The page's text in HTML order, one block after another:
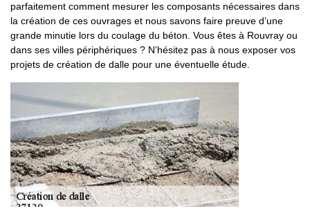
parfaitement comment mesurer les composants nécessaires dans
la création de ces ouvrages et nous savons faire preuve d’une
grande minutie lors du coulage du béton. Vous êtes à Rouvray ou
dans ses villes périphériques ? N’hésitez pas à nous exposer vos
projets de création de dalle pour une éventuelle étude.